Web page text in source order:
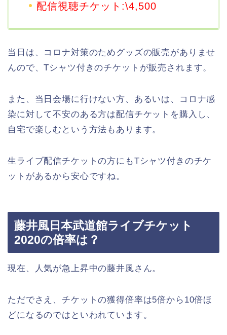
配信視聴チケット:\4,500
当日は、コロナ対策のためグッズの販売がありませ
んので、Tシャツ付きのチケットが販売されます。
また、当日会場に行けない方、あるいは、コロナ感
染に対して不安のある方は配信チケットを購入し、
自宅で楽しむという方法もあります。
生ライブ配信チケットの方にもTシャツ付きのチケ
ットがあるから安心ですね。
藤井風日本武道館ライブチケット
2020の倍率は？
現在、人気が急上昇中の藤井風さん。
ただでさえ、チケットの獲得倍率は5倍から10倍ほ
どになるのではといわれています。